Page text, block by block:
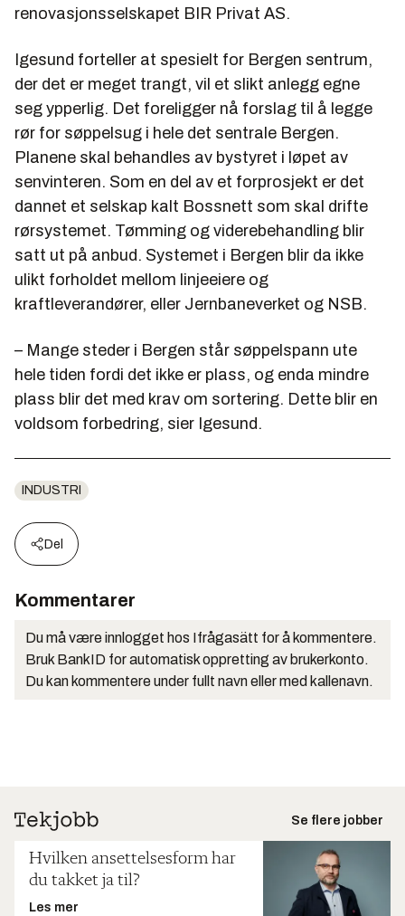
renovasjonsselskapet BIR Privat AS.
Igesund forteller at spesielt for Bergen sentrum,
der det er meget trangt, vil et slikt anlegg egne
seg ypperlig. Det foreligger nå forslag til å legge
rør for søppelsug i hele det sentrale Bergen.
Planene skal behandles av bystyret i løpet av
senvinteren. Som en del av et forprosjekt er det
dannet et selskap kalt Bossnett som skal drifte
rørsystemet. Tømming og viderebehandling blir
satt ut på anbud. Systemet i Bergen blir da ikke
ulikt forholdet mellom linjeeiere og
kraftleverandører, eller Jernbaneverket og NSB.
– Mange steder i Bergen står søppelspann ute
hele tiden fordi det ikke er plass, og enda mindre
plass blir det med krav om sortering. Dette blir en
voldsom forbedring, sier Igesund.
INDUSTRI
Del
Kommentarer
Du må være innlogget hos Ifrågasätt for å kommentere.
Bruk BankID for automatisk oppretting av brukerkonto.
Du kan kommentere under fullt navn eller med kallenavn.
Se flere jobber
Hvilken ansettelsesform har
du takket ja til?
Les mer